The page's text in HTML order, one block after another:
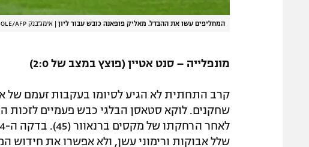
המחליפים עשו את ההבדל. מאליק פופאנה כובש עבור ליון | אימג'בנק GettyImages, OLIVIER CHASSIGNOLE/AFP
מונפלייה – סנט אטיין (פוצץ במצב של 2:0)
שלל אבוקות ורימוני עשן, ולא אפשרו את חידוש